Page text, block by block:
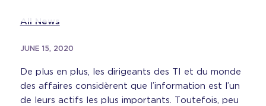
All News
JUNE 15, 2020
De plus en plus, les dirigeants des TI et du monde
des affaires considèrent que l’information est l’un
de leurs actifs les plus importants. Toutefois, peu